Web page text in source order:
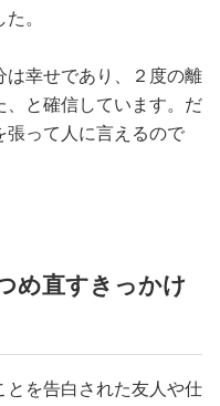
。
は幸せであり、２度の離
、と確信しています。だ
張って人に言えるので
め直すきっかけ
とを告白された友人や仕